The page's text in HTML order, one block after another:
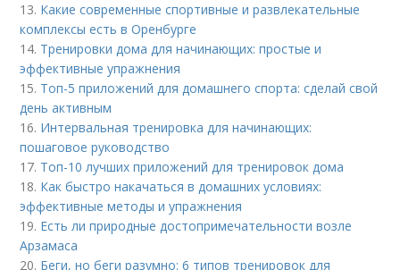
13. Какие современные спортивные и развлекательные
комплексы есть в Оренбурге
14. Тренировки дома для начинающих: простые и
эффективные упражнения
15. Топ-5 приложений для домашнего спорта: сделай свой
день активным
16. Интервальная тренировка для начинающих:
пошаговое руководство
17. Топ-10 лучших приложений для тренировок дома
18. Как быстро накачаться в домашних условиях:
эффективные методы и упражнения
19. Есть ли природные достопримечательности возле
Арзамаса
20. Беги, но беги разумно: 6 типов тренировок для